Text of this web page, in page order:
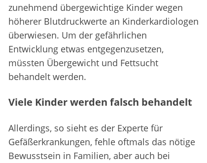
zunehmend übergewichtige Kinder wegen
höherer Blutdruckwerte an Kinderkardiologen
überwiesen. Um der gefährlichen
Entwicklung etwas entgegenzusetzen,
müssten Übergewicht und Fettsucht
behandelt werden.
Viele Kinder werden falsch behandelt
Allerdings, so sieht es der Experte für
Gefäßerkrankungen, fehle oftmals das nötige
Bewusstsein in Familien, aber auch bei